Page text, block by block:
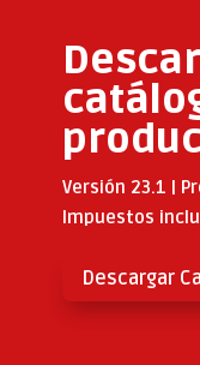
Versión 23.1 |
Impuestos
Descargar